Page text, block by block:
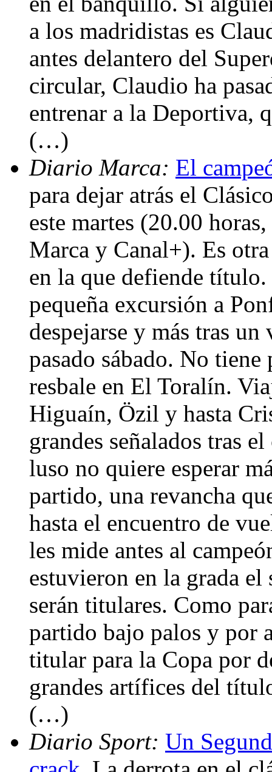
a los madridistas es
antes delantero del
circular, Claudio ha
entrenar a la Deportiva,
(…)
Diario Marca: El
para dejar atrás el
este martes (20.00
Marca y Canal+). Es
en la que defiende
pequeña excursión a
despejarse y más tras
pasado sábado. No
resbale en El Toralín.
Higuaín, Özil y hasta
grandes señalados tras
luso no quiere esperar
partido, una revancha
hasta el encuentro de
les mide antes al
estuvieron en la grada
serán titulares. Como
partido bajo palos y por
titular para la Copa por
grandes artífices del
(…)
Diario Sport: Un